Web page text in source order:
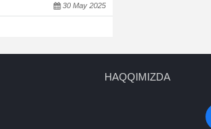
30 May 2025
HAQQIMIZDA